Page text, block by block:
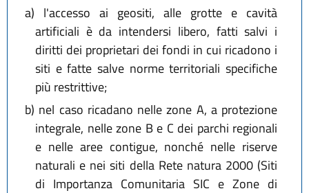
a) l'accesso ai geositi, alle grotte e cavità
artificiali è da intendersi libero, fatti salvi i
diritti dei proprietari dei fondi in cui ricadono i
siti e fatte salve norme territoriali specifiche
più restrittive;
b) nel caso ricadano nelle zone A, a protezione
integrale, nelle zone B e C dei parchi regionali
e nelle aree contigue, nonché nelle riserve
naturali e nei siti della Rete natura 2000 (Siti
di Importanza Comunitaria SIC e Zone di